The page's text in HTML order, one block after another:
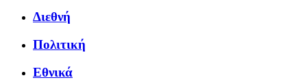
Διεθνή
Πολιτική
Εθνικά